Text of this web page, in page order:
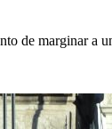
de marginar a